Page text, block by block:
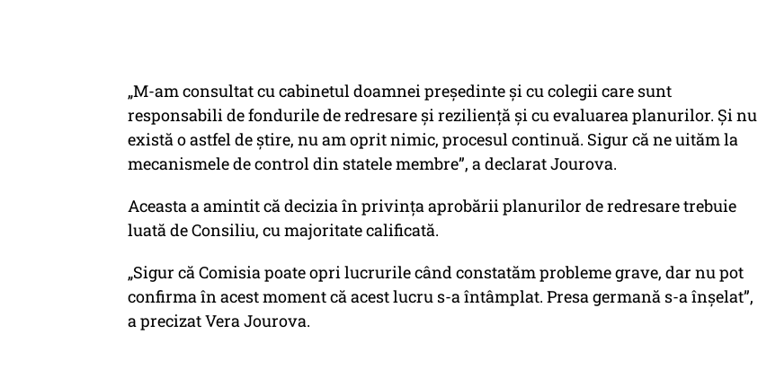
„M-am consultat cu cabinetul doamnei președinte și cu colegii care sunt
responsabili de fondurile de redresare și reziliență și cu evaluarea planurilor. Și nu
există o astfel de știre, nu am oprit nimic, procesul continuă. Sigur că ne uităm la
mecanismele de control din statele membre”, a declarat Jourova.
Aceasta a amintit că decizia în privința aprobării planurilor de redresare trebuie
luată de Consiliu, cu majoritate calificată.
„Sigur că Comisia poate opri lucrurile când constatăm probleme grave, dar nu pot
confirma în acest moment că acest lucru s-a întâmplat. Presa germană s-a înșelat”,
a precizat Vera Jourova.